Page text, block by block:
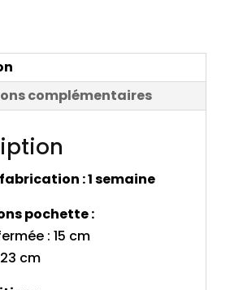
complémentaires
: 1 semaine
pochette :
: 15 cm
cm